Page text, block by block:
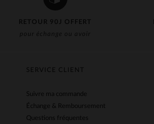
RETOUR 90J OFFERT
pour échange ou avoir
SERVICE CLIENT
Suivre ma commande
Échange & Remboursement
Questions fréquentes